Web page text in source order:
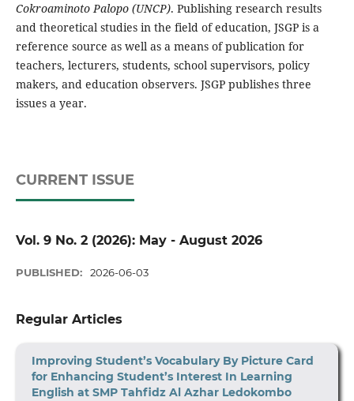
Cokroaminoto Palopo (UNCP). Publishing research results
and theoretical studies in the field of education, JSGP is a
reference source as well as a means of publication for
teachers, lecturers, students, school supervisors, policy
makers, and education observers. JSGP publishes three
issues a year.
CURRENT ISSUE
Vol. 9 No. 2 (2026): May - August 2026
PUBLISHED: 2026-06-03
Regular Articles
Improving Student’s Vocabulary By Picture Card
for Enhancing Student’s Interest In Learning
English at SMP Tahfidz Al AzharLedokombo